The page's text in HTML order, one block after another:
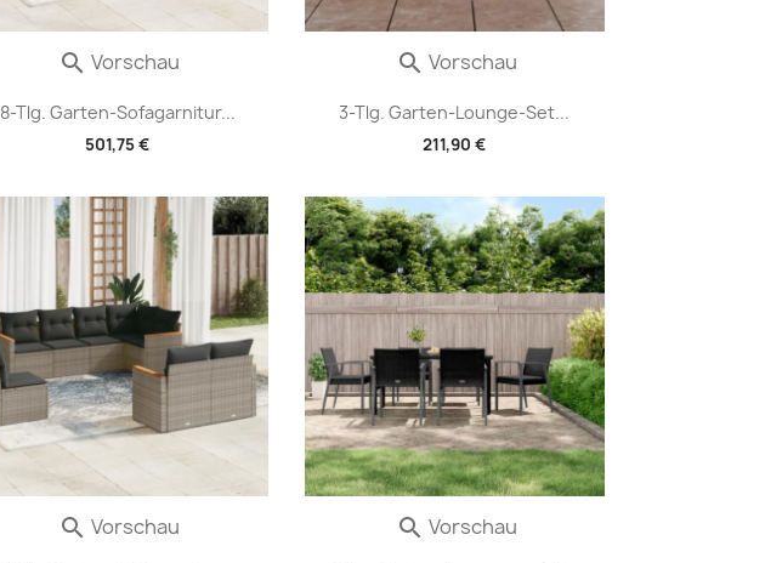
8-Tlg. Garten-Sofagarnitur...
501,75 €
 Vorschau
3-Tlg. Garten-Lounge-Set...
211,90 €
 Vorschau
 Vorschau  Vorschau